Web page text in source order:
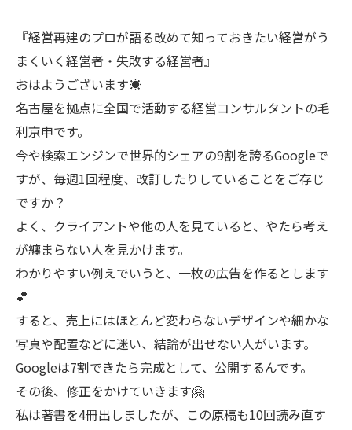
『経営再建のプロが語る改めて知っておきたい経営がう
まくいく経営者・失敗する経営者』
おはようございます☀
名古屋を拠点に全国で活動する経営コンサルタントの毛
利京申です。
今や検索エンジンで世界的シェアの9割を誇るGoogleで
すが、毎週1回程度、改訂したりしていることをご存じ
ですか？
よく、クライアントや他の人を見ていると、やたら考え
が纏まらない人を見かけます。
わかりやすい例えでいうと、一枚の広告を作るとします
💕
すると、売上にはほとんど変わらないデザインや細かな
写真や配置などに迷い、結論が出せない人がいます。
Googleは7割できたら完成として、公開するんです。
その後、修正をかけていきます🤗
私は著書を4冊出しましたが、この原稿も10回読み直す